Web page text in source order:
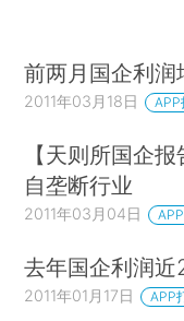
前两月国企利
2011年03月18日 APP
【天则所国企
自垄断行业
2011年03月04日
去年国企利润近
2011年01月17日 APP